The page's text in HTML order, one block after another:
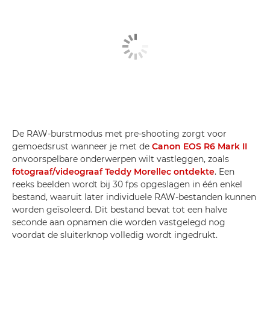
De RAW-burstmodus met pre-shooting zorgt voor
gemoedsrust wanneer je met de Canon EOS R6 Mark II
onvoorspelbare onderwerpen wilt vastleggen, zoals
fotograaf/videograaf Teddy Morellec ontdekte. Een
reeks beelden wordt bij 30 fps opgeslagen in één enkel
bestand, waaruit later individuele RAW-bestanden kunnen
worden geïsoleerd. Dit bestand bevat tot een halve
seconde aan opnamen die worden vastgelegd nog
voordat de sluiterknop volledig wordt ingedrukt.